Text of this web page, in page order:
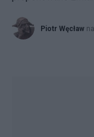
Piotr Węcław